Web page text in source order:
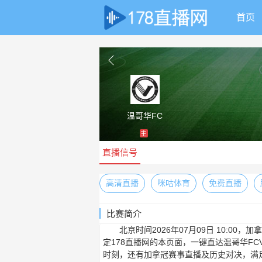
首页
温哥华FC
主
直播信号
高清直播 咪咕体育 免费直播
比赛简介
北京时间2026年07月09日 10:00，加
定178直播网的本页面，一键直达温哥华
时刻，还有加拿冠赛事直播及历史对决，满